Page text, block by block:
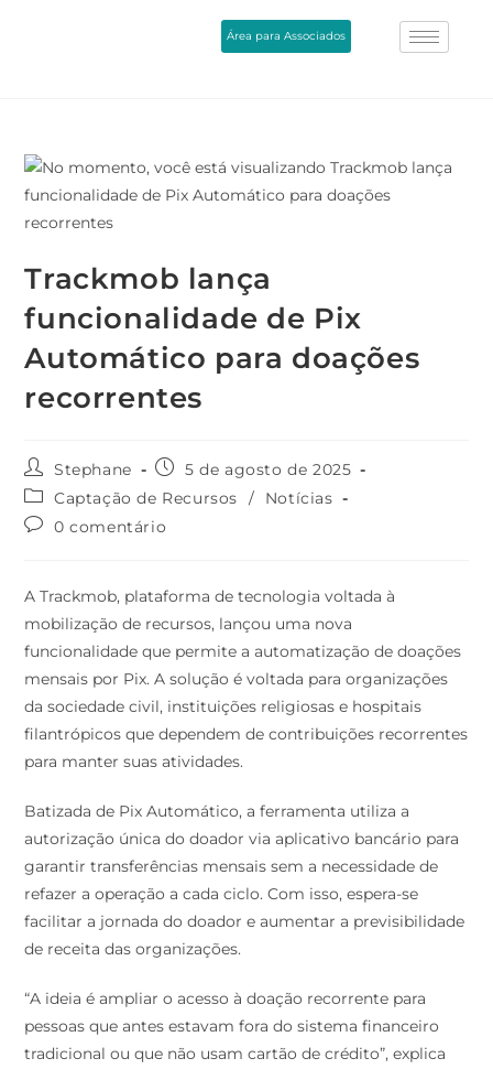
Área para Associados
Trackmob lança
funcionalidade de Pix
Automático para doações
recorrentes
Stephane
5 de agosto de 2025
Captação de Recursos
/
Notícias
0 comentário
A Trackmob, plataforma de tecnologia voltada à
mobilização de recursos, lançou uma nova
funcionalidade que permite a automatização de doações
mensais por Pix. A solução é voltada para organizações
da sociedade civil, instituições religiosas e hospitais
filantrópicos que dependem de contribuições recorrentes
para manter suas atividades.
Batizada de Pix Automático, a ferramenta utiliza a
autorização única do doador via aplicativo bancário para
garantir transferências mensais sem a necessidade de
refazer a operação a cada ciclo. Com isso, espera-se
facilitar a jornada do doador e aumentar a previsibilidade
de receita das organizações.
“A ideia é ampliar o acesso à doação recorrente para
pessoas que antes estavam fora do sistema financeiro
tradicional ou que não usam cartão de crédito”, explica